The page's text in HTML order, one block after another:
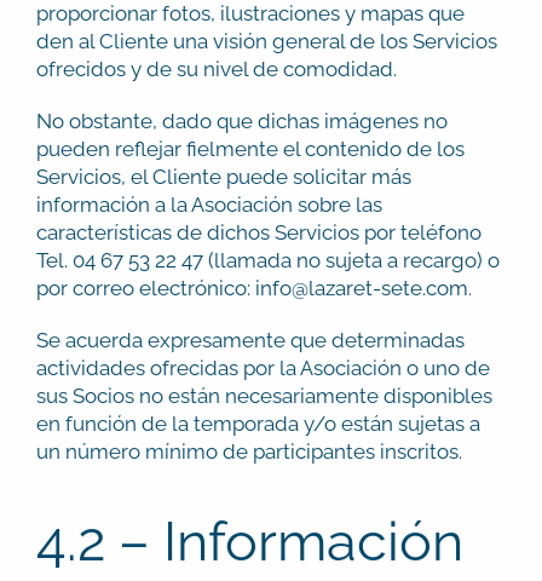
proporcionar fotos, ilustraciones y mapas que
den al Cliente una visión general de los Servicios
ofrecidos y de su nivel de comodidad.
No obstante, dado que dichas imágenes no
pueden reflejar fielmente el contenido de los
Servicios, el Cliente puede solicitar más
información a la Asociación sobre las
características de dichos Servicios por teléfono
Tel. 04 67 53 22 47 (llamada no sujeta a recargo) o
por correo electrónico: info@lazaret-sete.com.
Se acuerda expresamente que determinadas
actividades ofrecidas por la Asociación o uno de
sus Socios no están necesariamente disponibles
en función de la temporada y/o están sujetas a
un número mínimo de participantes inscritos.
4.2 – Información